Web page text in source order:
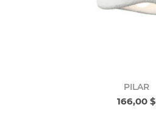
PILAR
166,00 $